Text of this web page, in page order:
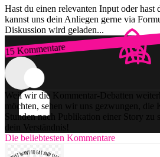
Hast du einen relevanten Input oder hast
kannst uns dein Anliegen gerne via
Diskussion wird geladen...
15 Kommentare
Zum Login
Weil wir die Kommentar-Debatten
möchten, sehen wir uns gezwungen,
Stunden nach Publikation einer Story zu
dein Verständnis!
Die beliebtesten Kommentare